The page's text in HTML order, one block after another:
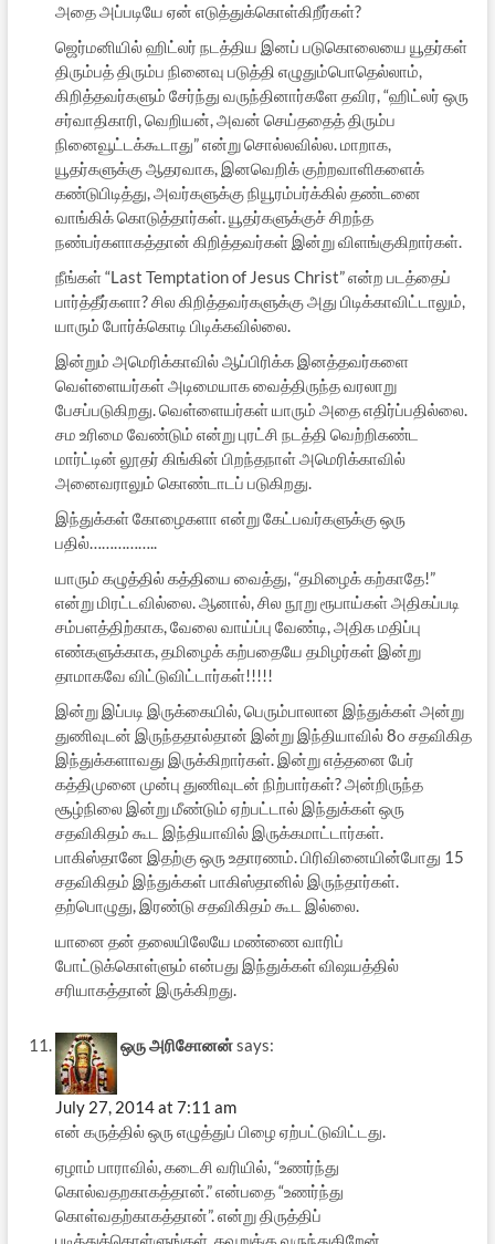
அதை அப்படியே ஏன் எடுத்துக்கொள்கிறீர்கள்?
ஜெர்மனியில் ஹிட்லர் நடத்திய இனப் படுகொலையை யூதர்கள்
திரும்பத் திரும்ப நினைவு படுத்தி எழுதும்பொதெல்லாம்,
கிறித்தவர்களும் சேர்ந்து வருந்தினார்களே தவிர, “ஹிட்லர் ஒரு
சர்வாதிகாரி, வெறியன், அவன் செய்ததைத் திரும்ப
நினைவூட்டக்கூடாது” என்று சொல்லவில்ல. மாறாக,
யூதர்களுக்கு ஆதரவாக, இனவெறிக் குற்றவாளிகளைக்
கண்டுபிடித்து, அவர்களுக்கு நியூரம்பர்க்கில் தண்டனை
வாங்கிக் கொடுத்தார்கள். யூதர்களுக்குச் சிறந்த
நண்பர்களாகத்தான் கிறித்தவர்கள் இன்று விளங்குகிறார்கள்.
நீங்கள் “Last Temptation of Jesus Christ” என்ற படத்தைப்
பார்த்தீர்களா? சில கிறித்தவர்களுக்கு அது பிடிக்காவிட்டாலும்,
யாரும் போர்க்கொடி பிடிக்கவில்லை.
இன்றும் அமெரிக்காவில் ஆப்பிரிக்க இனத்தவர்களை
வெள்ளையர்கள் அடிமையாக வைத்திருந்த வரலாறு
பேசப்படுகிறது. வெள்ளையர்கள் யாரும் அதை எதிர்ப்பதில்லை.
சம உரிமை வேண்டும் என்று புரட்சி நடத்தி வெற்றிகண்ட
மார்ட்டின் லூதர் கிங்கின் பிறந்தநாள் அமெரிக்காவில்
அனைவராலும் கொண்டாடப் படுகிறது.
இந்துக்கள் கோழைகளா என்று கேட்பவர்களுக்கு ஒரு
பதில்……………..
யாரும் கழுத்தில் கத்தியை வைத்து, “தமிழைக் கற்காதே!”
என்று மிரட்டவில்லை. ஆனால், சில நூறு ரூபாய்கள் அதிகப்படி
சம்பளத்திற்காக, வேலை வாய்ப்பு வேண்டி, அதிக மதிப்பு
எண்களுக்காக, தமிழைக் கற்பதையே தமிழர்கள் இன்று
தாமாகவே விட்டுவிட்டார்கள்!!!!!
இன்று இப்படி இருக்கையில், பெரும்பாலான இந்துக்கள் அன்று
துணிவுடன் இருந்ததால்தான் இன்று இந்தியாவில் 8௦ சதவிகித
இந்துக்களாவது இருக்கிறார்கள். இன்று எத்தனை பேர்
கத்திமுனை முன்பு துணிவுடன் நிற்பார்கள்? அன்றிருந்த
சூழ்நிலை இன்று மீண்டும் ஏற்பட்டால் இந்துக்கள் ஒரு
சதவிகிதம் கூட இந்தியாவில் இருக்கமாட்டார்கள்.
பாகிஸ்தானே இதற்கு ஒரு உதாரணம். பிரிவினையின்போது 15
சதவிகிதம் இந்துக்கள் பாகிஸ்தானில் இருந்தார்கள்.
தற்பொழுது, இரண்டு சதவிகிதம் கூட இல்லை.
யானை தன் தலையிலேயே மண்ணை வாரிப்
போட்டுக்கொள்ளும் என்பது இந்துக்கள் விஷயத்தில்
சரியாகத்தான் இருக்கிறது.
ஒரு அரிசோனன்says:
July 27, 2014 at 7:11 am
என் கருத்தில் ஒரு எழுத்துப் பிழை ஏற்பட்டுவிட்டது.
ஏழாம் பாராவில், கடைசி வரியில், “உணர்ந்து
கொல்வதறகாகத்தான்.” என்பதை “உணர்ந்து
கொள்வதற்காகத்தான்”. என்று திருத்திப்
படித்துக்கொள்ளுங்கள். தவறுக்கு வருந்துகிறேன்.